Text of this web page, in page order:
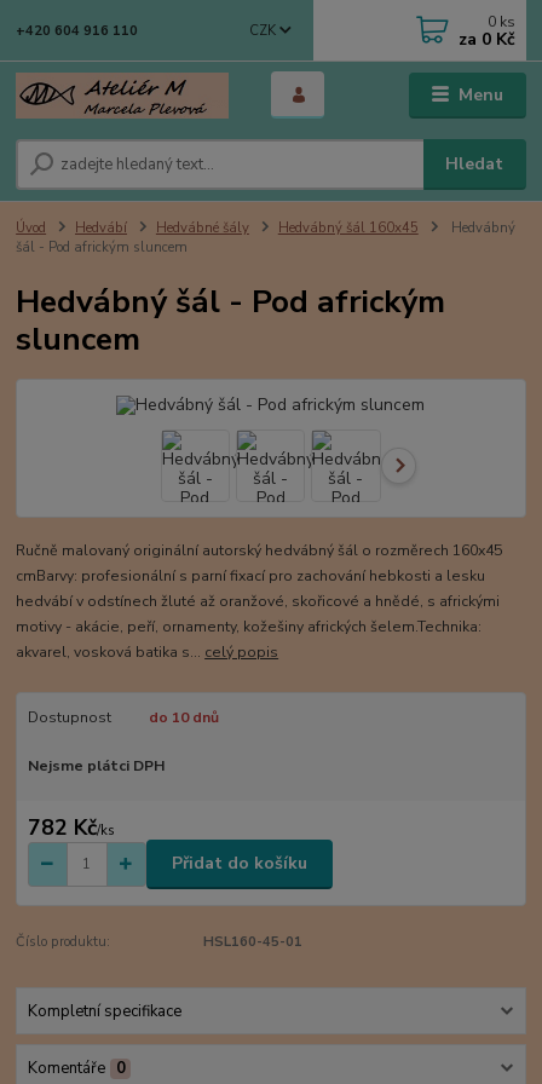
Menu
CZK
Hledat
+420 604 916 110 0 ks
za 0 Kč
Úvod Hedvábí Hedvábné šály Hedvábný šál 160x45
Hedvábný
šál - Pod africkým sluncem
Hedvábný šál - Pod africkým
sluncem
Ručně malovaný originální autorský hedvábný šál o rozměrech 160x45
cmBarvy: profesionální s parní fixací pro zachování hebkosti a lesku
hedvábí v odstínech žluté až oranžové, skořicové a hnědé, s africkými
motivy - akácie, peří, ornamenty, kožešiny afrických šelem.Technika:
akvarel, vosková batika s... celý popis
Dostupnost do 10 dnů
Nejsme plátci DPH
782 Kč/ks
Přidat do košíku
Číslo produktu: HSL160-45-01
Kompletní specifikace
Komentáře 0